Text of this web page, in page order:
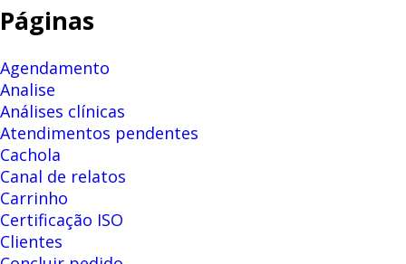
Páginas
Agendamento
Analise
Análises clínicas
Atendimentos pendentes
Cachola
Canal de relatos
Carrinho
Certificação ISO
Clientes